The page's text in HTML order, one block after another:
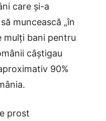
care și-a
muncească „în
mulți bani pentru
câștigau
90%
prost